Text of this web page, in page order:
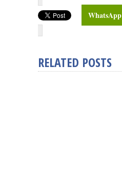
WhatsApp
RELATED POSTS